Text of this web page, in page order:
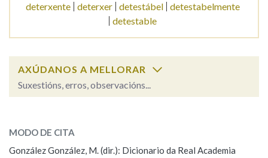
OUTRAS OPCIÓNS DE BUSCA
deterxente
deterxer detestábel
detestabelmente
detestable
AXÚDANOS A MELLORAR
Suxestións, erros, observacións...
ESCOLLE UNHA OPCIÓN:
MODO DE CITA
González González, M. (dir.): Dicionario da Real Academia